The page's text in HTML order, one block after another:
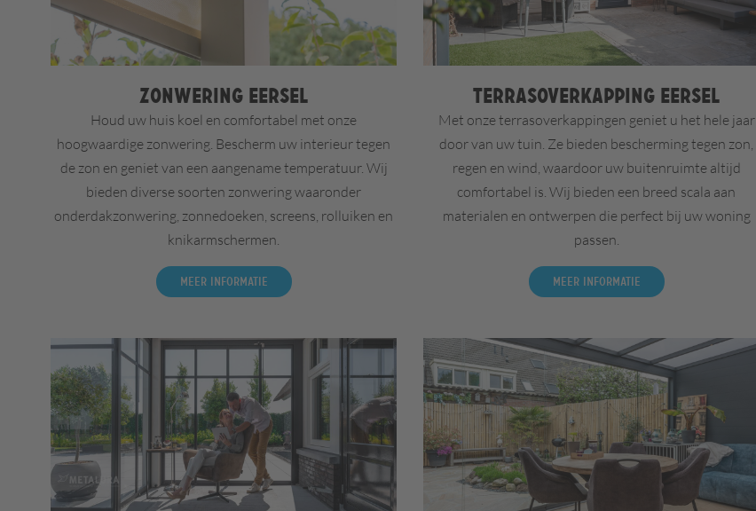
Zonwering Eersel
Houd uw huis koel en comfortabel met onze
hoogwaardige zonwering. Bescherm uw interieur tegen
de zon en geniet van een aangename temperatuur. Wij
bieden diverse soorten zonwering waaronder
onderdakzonwering, zonnedoeken, screens, rolluiken en
knikarmschermen.
Meer informatie
Terrasoverkapping Eersel
Met onze terrasoverkappingen geniet u het hele jaar
door van uw tuin. Ze bieden bescherming tegen zon,
regen en wind, waardoor uw buitenruimte altijd
comfortabel is. Wij bieden een breed scala aan
materialen en ontwerpen die perfect bij uw woning
passen.
Meer informatie